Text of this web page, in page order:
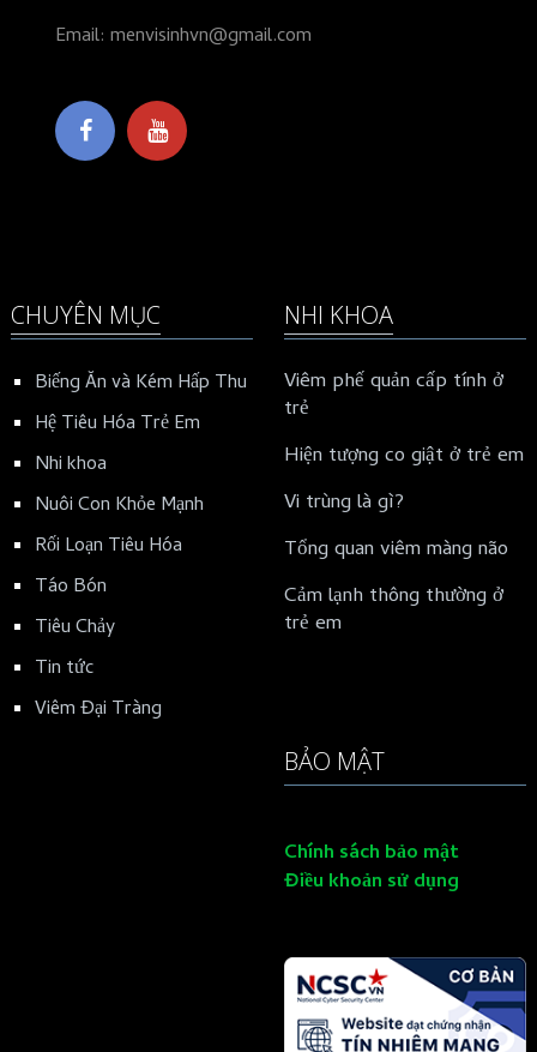
Email: menvisinhvn@gmail.com
CHUYÊN MỤC
Biếng Ăn và Kém Hấp Thu
Hệ Tiêu Hóa Trẻ Em
Nhi khoa
Nuôi Con Khỏe Mạnh
Rối Loạn Tiêu Hóa
Táo Bón
Tiêu Chảy
Tin tức
Viêm Đại Tràng
NHI KHOA
Viêm phế quản cấp tính ở
trẻ
Hiện tượng co giật ở trẻ em
Vi trùng là gì?
Tổng quan viêm màng não
Cảm lạnh thông thường ở
trẻ em
BẢO MẬT
Chính sách bảo mật
Điều khoản sử dụng